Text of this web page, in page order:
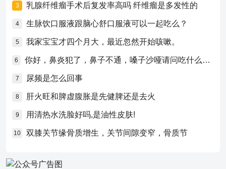
3 乳腺纤维瘤手术后复发率高吗 纤维瘤是多发性的
4 生脉饮口服液跟脑心舒口服液可以一起吃么？
5 我家宝宝才四个月大，最近忽然开始咳嗽。
6 你好，鼻炎犯了，鼻子不通，嗓子沙哑请问吃什么药比较好？
7 尿频是怎么回事
8 肝火旺和脾虚腹胀是先健脾还是去火
9 用清热水洗脸好吗,是油性皮肤!
10 双膝关节缘骨质增生，关节间隙变窄，骨质节